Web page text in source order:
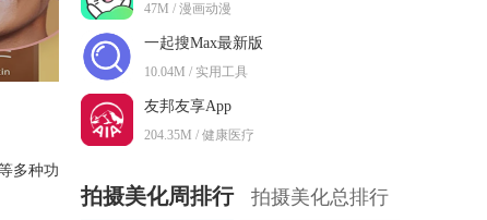
多种功
47M / 漫画动漫
一起搜Max最新版
10.04M / 实用工具
友邦友享App
204.35M / 健康医疗
拍摄美化周排行 拍摄美化总排行